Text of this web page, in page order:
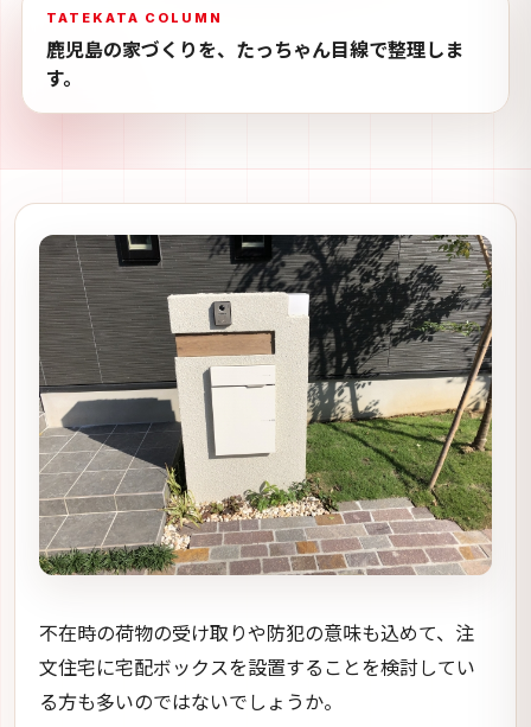
TATEKATA COLUMN
鹿児島の家づくりを、たっちゃん目線で整理しま
す。
不在時の荷物の受け取りや防犯の意味も込めて、注
文住宅に宅配ボックスを設置することを検討してい
る方も多いのではないでしょうか。